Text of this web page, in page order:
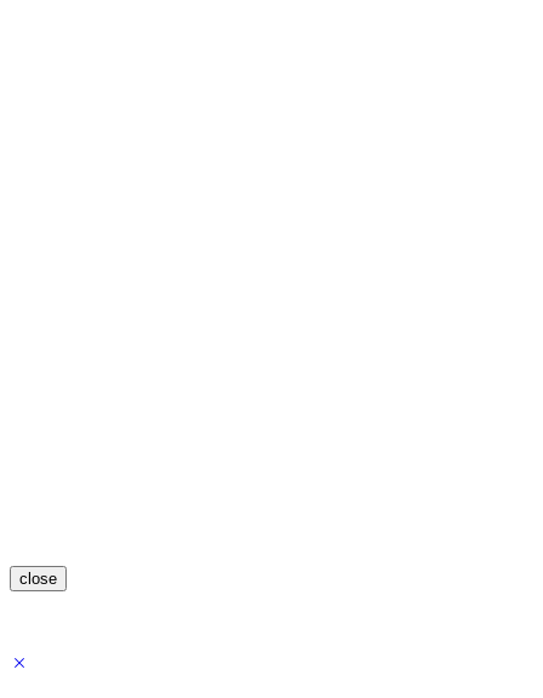
close